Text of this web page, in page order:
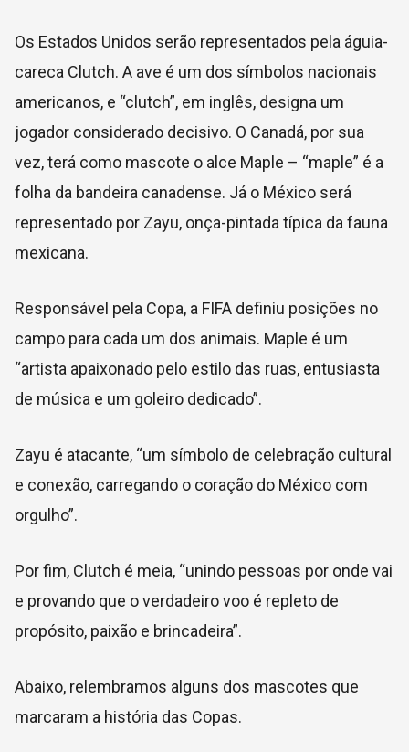
Os Estados Unidos serão representados pela águia-
careca Clutch. A ave é um dos símbolos nacionais
americanos, e “clutch”, em inglês, designa um
jogador considerado decisivo. O Canadá, por sua
vez, terá como mascote o alce Maple – “maple” é a
folha da bandeira canadense. Já o México será
representado por Zayu, onça-pintada típica da fauna
mexicana.
Responsável pela Copa, a FIFA definiu posições no
campo para cada um dos animais. Maple é um
“artista apaixonado pelo estilo das ruas, entusiasta
de música e um goleiro dedicado”.
Zayu é atacante, “um símbolo de celebração cultural
e conexão, carregando o coração do México com
orgulho”.
Por fim, Clutch é meia, “unindo pessoas por onde vai
e provando que o verdadeiro voo é repleto de
propósito, paixão e brincadeira”.
Abaixo, relembramos alguns dos mascotes que
marcaram a história das Copas.